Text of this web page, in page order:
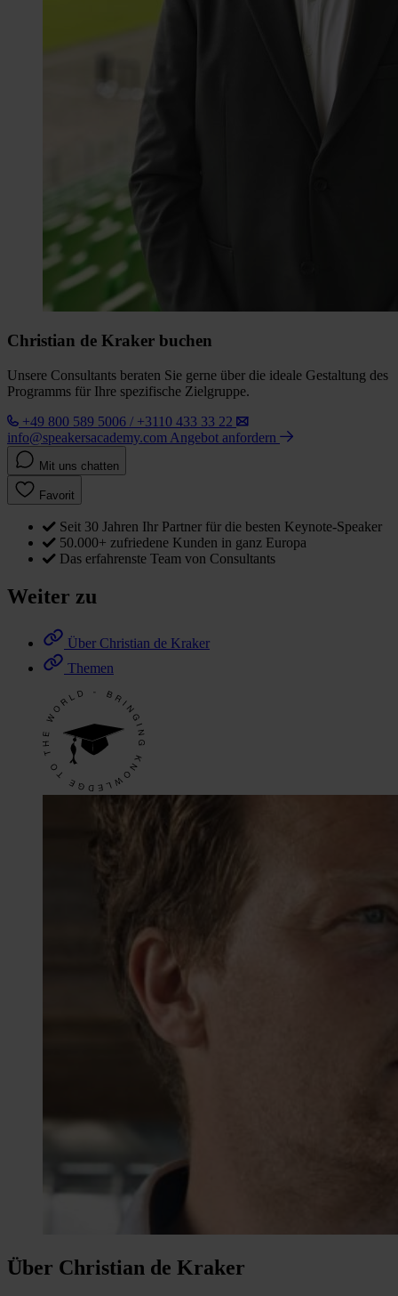
Christian de Kraker buchen
Unsere Consultants beraten Sie gerne über die ideale Gestaltung des
Programms für Ihre spezifische Zielgruppe.
+49 800 589 5006 / +3110 433 33 22
info@speakersacademy.com Angebot anfordern
Mit uns chatten
Favorit
Seit 30 Jahren Ihr Partner für die besten Keynote-Speaker
50.000+ zufriedene Kunden in ganz Europa
Das erfahrenste Team von Consultants
Weiter zu
Über Christian de Kraker
Themen
Über Christian de Kraker